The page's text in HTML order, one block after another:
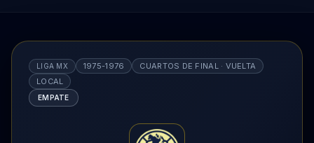
LIGA MX 1975-1976
CUARTOS DE FINAL · VUELTA
LOCAL
EMPATE